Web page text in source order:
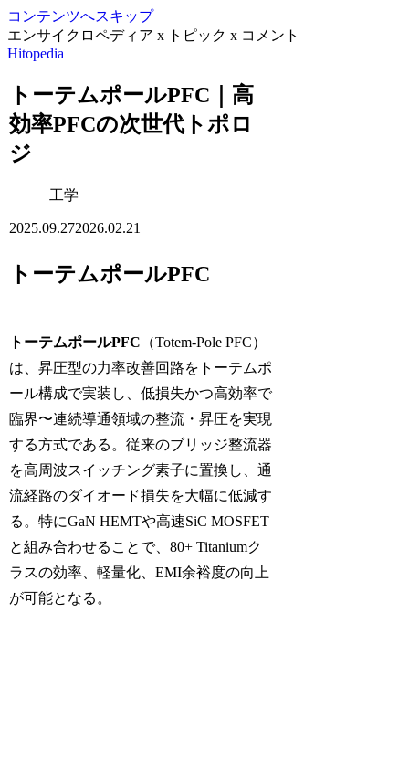
コンテンツへスキップ
エンサイクロペディア x トピック x コメント
Hitopedia
トーテムポールPFC｜高
効率PFCの次世代トポロ
ジ
工学
2025.09.272026.02.21
トーテムポールPFC
トーテムポールPFC （Totem-Pole PFC）
は、昇圧型の力率改善回路をトーテムポ
ール構成で実装し、低損失かつ高効率で
臨界〜連続導通領域の整流・昇圧を実現
する方式である。従来のブリッジ整流器
を高周波スイッチング素子に置換し、通
流経路のダイオード損失を大幅に低減す
る。特にGaN HEMTや高速SiC MOSFET
と組み合わせることで、80+ Titaniumク
ラスの効率、軽量化、EMI余裕度の向上
が可能となる。